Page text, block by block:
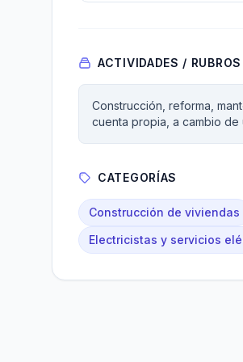
ACTIVIDADES / RUBROS
Construcción, reforma,
cuenta propia, a cambio
CATEGORÍAS
Construcción de viviendas
Electricistas y servicios